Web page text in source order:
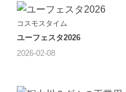
コスモスタイム
ユーフェスタ2026
2026-02-08